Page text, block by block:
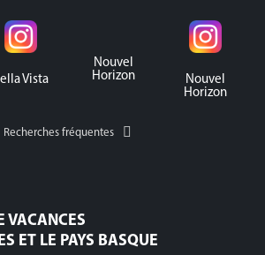
Vista
Nouvel
Horizon
Nouvel
Horizon
Recherches fréquentes
VACANCES
ET LE PAYS BASQUE